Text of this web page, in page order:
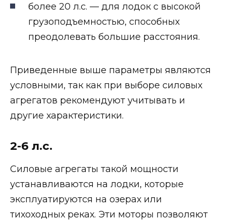
более 20 л.с. — для лодок с высокой
грузоподъемностью, способных
преодолевать большие расстояния.
Приведенные выше параметры являются
условными, так как при выборе силовых
агрегатов рекомендуют учитывать и
другие характеристики.
2-6 л.с.
Силовые агрегаты такой мощности
устанавливаются на лодки, которые
эксплуатируются на озерах или
тихоходных реках. Эти моторы позволяют